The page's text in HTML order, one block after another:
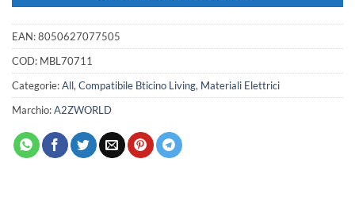
EAN:8050627077505
COD: MBL70711
Categorie:All, Compatibile Bticino Living, Materiali Elettrici
Marchio:A2ZWORLD